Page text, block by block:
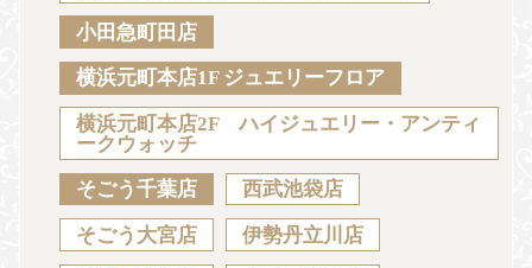
News Blog
Sustainability Voice Catalog
JA EN CH KO
小田急町田店
横浜元町本店1F ジュエリーフロア
横浜元町本店2F ハイジュエリー・アンティ
ークウォッチ
そごう千葉店 西武池袋店
そごう大宮店 伊勢丹立川店